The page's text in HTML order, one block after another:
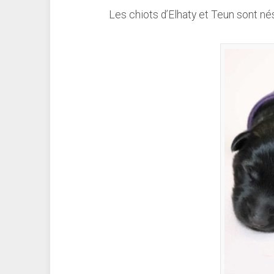
Les chiots d’Elhaty et Teun sont